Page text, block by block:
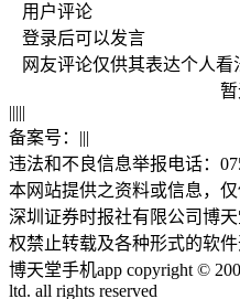
用户评论
登录后可以发言
网友评论仅供其表达个人
|||||
备案号： |||
违法和不良信息举报电话：
本网站提供之资料或信息，
深圳证券时报社有限公司博
权禁止转载及各种形式的软件
博天堂手机app copyright ©
ltd. all rights reserved